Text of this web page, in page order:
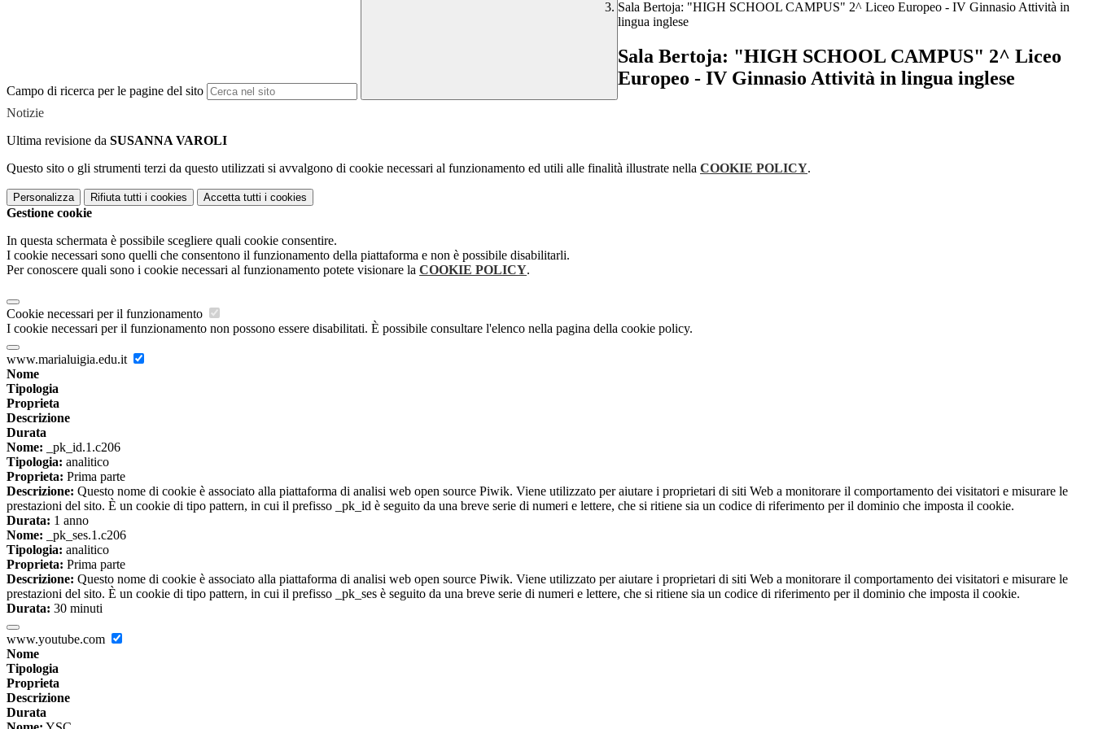
Campo di ricerca per le pagine del sito
Sala Bertoja: "HIGH SCHOOL CAMPUS" 2^ Liceo Europeo - IV Ginnasio Attività in
lingua inglese
Sala Bertoja: "HIGH SCHOOL CAMPUS" 2^ Liceo
Europeo - IV Ginnasio Attività in lingua inglese
Notizie
Ultima revisione da SUSANNA VAROLI
Questo sito o gli strumenti terzi da questo utilizzati si avvalgono di cookie necessari al funzionamento ed utili alle finalità illustrate nella COOKIE POLICY.
Personalizza Rifiuta tutti i cookies Accetta tutti i cookies
Gestione cookie
In questa schermata è possibile scegliere quali cookie consentire.
I cookie necessari sono quelli che consentono il funzionamento della piattaforma e non è possibile disabilitarli.
Per conoscere quali sono i cookie necessari al funzionamento potete visionare la COOKIE POLICY.
Cookie necessari per il funzionamento
I cookie necessari per il funzionamento non possono essere disabilitati. È possibile consultare l'elenco nella pagina della cookie policy.
www.marialuigia.edu.it
Nome
Tipologia
Proprieta
Descrizione
Durata
Nome: _pk_id.1.c206
Tipologia: analitico
Proprieta: Prima parte
Descrizione: Questo nome di cookie è associato alla piattaforma di analisi web open source Piwik. Viene utilizzato per aiutare i proprietari di siti Web a monitorare il comportamento dei visitatori e misurare le
prestazioni del sito. È un cookie di tipo pattern, in cui il prefisso _pk_id è seguito da una breve serie di numeri e lettere, che si ritiene sia un codice di riferimento per il dominio che imposta il cookie.
Durata: 1 anno
Nome: _pk_ses.1.c206
Tipologia: analitico
Proprieta: Prima parte
Descrizione: Questo nome di cookie è associato alla piattaforma di analisi web open source Piwik. Viene utilizzato per aiutare i proprietari di siti Web a monitorare il comportamento dei visitatori e misurare le
prestazioni del sito. È un cookie di tipo pattern, in cui il prefisso _pk_ses è seguito da una breve serie di numeri e lettere, che si ritiene sia un codice di riferimento per il dominio che imposta il cookie.
Durata: 30 minuti
www.youtube.com
Nome
Tipologia
Proprieta
Descrizione
Durata